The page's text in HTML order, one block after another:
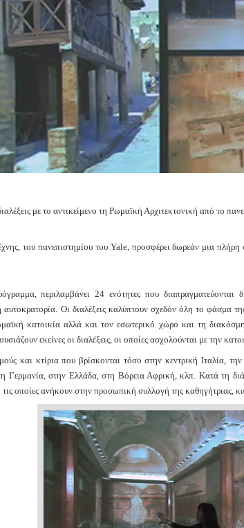
με το αντικείμενο τη Ρωμαϊκή Αρχιτεκτονική από το
του πανεπιστημίου του Yale, προσφέρει δωρεάν μια
περιλαμβάνει 24 ενότητες που διαπραγματεύονται
Οι διαλέξεις καλύπτουν σχεδόν όλη το φάσμα
κατοικία αλλά και τον εσωτερικό χώρο και τη
εκείνες οι διαλέξεις, οι οποίες ασχολούνται με την
και κτίρια που βρίσκονται τόσο στην κεντρική Ιταλία,
Γερμανία, στην Ελλάδα, στη Βόρεια Αφρική, κλπ. Κατά τη
τις οποίες ανήκουν στην προσωπική συλλογή της καθηγήτριας,